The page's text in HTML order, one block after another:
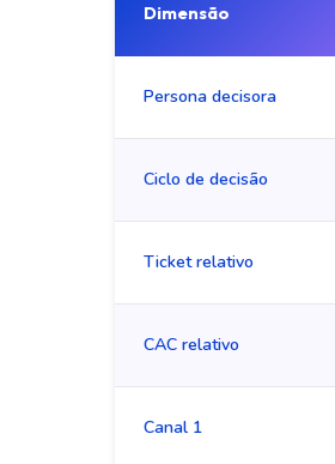
Dimensão
Persona decisora
Ciclo de decisão
Ticket relativo
CAC relativo
Canal 1